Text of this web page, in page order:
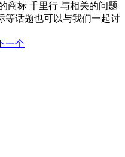
商标 千里行 与相关的问题
等话题也可以与我们一起讨
一个